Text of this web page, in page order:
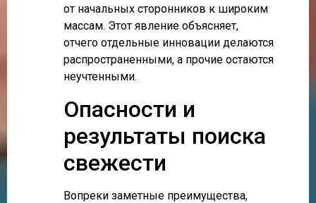
от начальных сторонников к широким
массам. Этот явление объясняет,
отчего отдельные инновации делаются
распространенными, а прочие остаются
неучтенными.
Опасности и
результаты поиска
свежести
Вопреки заметные преимущества,